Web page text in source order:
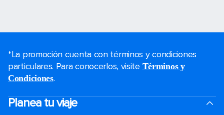
*La promoción cuenta con términos y condiciones
particulares. Para conocerlos, visite Términos y
Condiciones.
Planea tu viaje